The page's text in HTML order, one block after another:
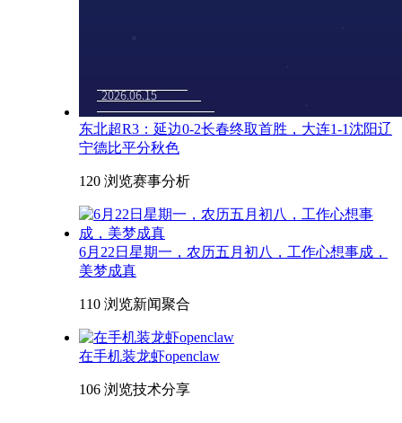
东北超R3：延边0-2长春终取首胜，大连1-1沈阳辽
宁德比平分秋色
120 浏览赛事分析
6月22日星期一，农历五月初八，工作心想事成，
美梦成真
110 浏览新闻聚合
在手机装龙虾openclaw
106 浏览技术分享